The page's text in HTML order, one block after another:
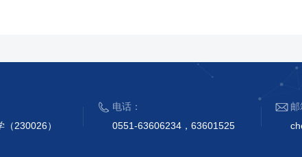
230026）
电话：
0551-63606234，63601525
邮